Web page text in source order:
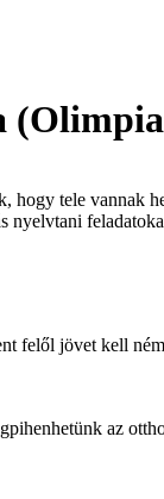
hogy tele vannak
nyelvtani
felől jövet kell
az